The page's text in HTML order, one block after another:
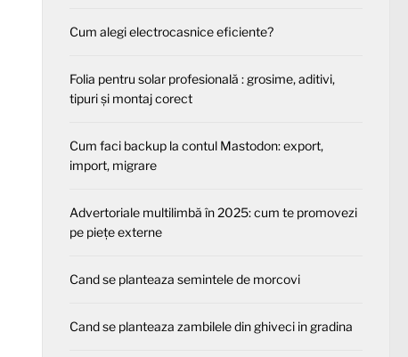
Cum alegi electrocasnice eficiente?
Folia pentru solar profesională : grosime, aditivi,
tipuri și montaj corect
Cum faci backup la contul Mastodon: export,
import, migrare
Advertoriale multilimbă în 2025: cum te promovezi
pe piețe externe
Cand se planteaza semintele de morcovi
Cand se planteaza zambilele din ghiveci in gradina